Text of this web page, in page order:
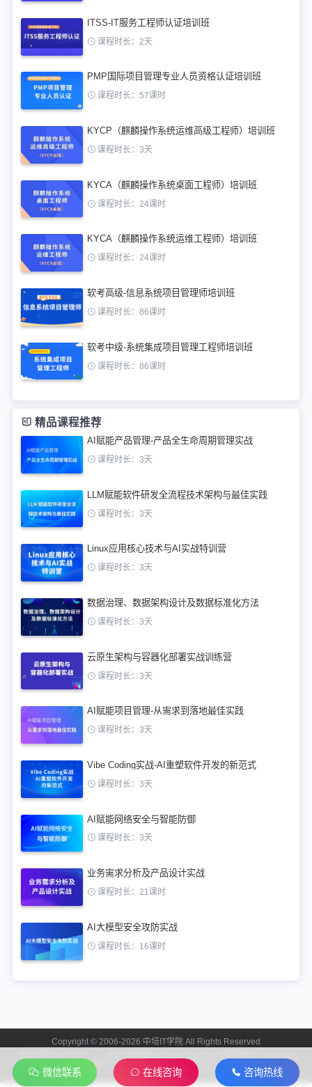
ITSS-IT服务工程师认证培训班
课程时长：2天
PMP国际项目管理专业人员资格认证培训班
课程时长：57课时
KYCP（麒麟操作系统运维高级工程师）培训班
课程时长：3天
KYCA（麒麟操作系统桌面工程师）培训班
课程时长：24课时
KYCA（麒麟操作系统运维工程师）培训班
课程时长：24课时
软考高级-信息系统项目管理师培训班
课程时长：86课时
软考中级-系统集成项目管理工程师培训班
课程时长：86课时
精品课程推荐
AI赋能产品管理-产品全生命周期管理实战
课程时长：3天
LLM赋能软件研发全流程技术架构与最佳实践
课程时长：3天
Linux应用核心技术与AI实战特训营
课程时长：3天
数据治理、数据架构设计及数据标准化方法
课程时长：3天
云原生架构与容器化部署实战训练营
课程时长：3天
AI赋能项目管理-从需求到落地最佳实践
课程时长：3天
Vibe Coding实战-AI重塑软件开发的新范式
课程时长：3天
AI赋能网络安全与智能防御
课程时长：3天
业务需求分析及产品设计实战
课程时长：21课时
AI大模型安全攻防实战
课程时长：16课时
Copyright © 2006-2026 中培IT学院 All Rights Reserved
号-2
2006
微信联系 在线咨询 咨询热线